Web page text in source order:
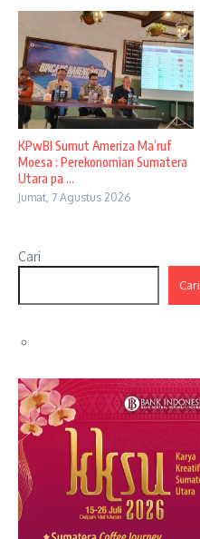
KPwBI Sumut Ameriza Ma’ruf
Moesa : Perekonomian Sumatera
Utara pa ...
Jumat, 7 Agustus 2026
Cari
Cari